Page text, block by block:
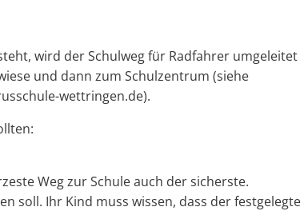
wird der Schulweg für Radfahrer umgeleitet
und dann zum Schulzentrum (siehe
wettringen.de).
Weg zur Schule auch der sicherste.
soll. Ihr Kind muss wissen, dass der festgelegte